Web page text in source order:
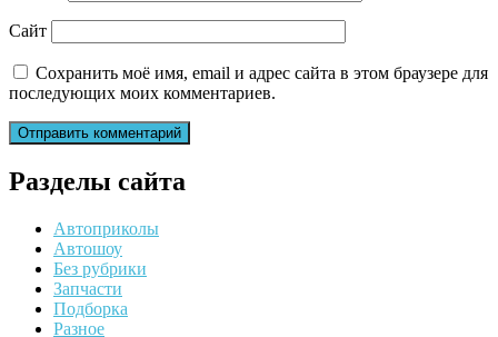
Сайт
Сохранить моё имя, email и адрес сайта в этом браузере для
последующих моих комментариев.
Разделы сайта
Автоприколы
Автошоу
Без рубрики
Запчасти
Подборка
Разное